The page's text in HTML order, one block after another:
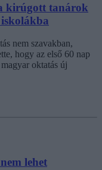
kirúgott tanárok
iskolákba
nem szavakban,
hogy az első 60 nap
oktatás új
lehet